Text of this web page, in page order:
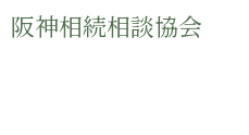
阪神相続相談協会